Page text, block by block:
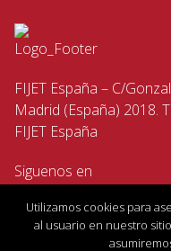
FIJET España – C/
Madrid (España) 2018.
FIJET España
Siguenos en
Utilizamos cookies para
al usuario en nuestro